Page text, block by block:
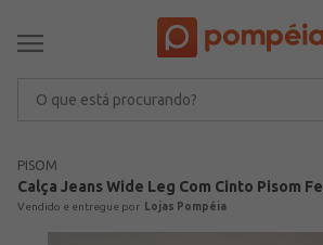
PISOM
Calça Jeans Wide Leg Com Cinto Pisom
Lojas Pompéia